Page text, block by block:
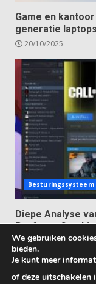
Game en
generatie
20/10/2025
Besturingssysteem
Diepe Analyse
Perfecte
Ultieme Vrijheid
13/10/2025
We gebruiken
bieden.
Je kunt meer
of deze uitschakelen